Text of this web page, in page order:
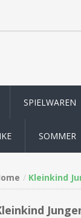
SPIELWAREN
SOMMER
Kleinkind